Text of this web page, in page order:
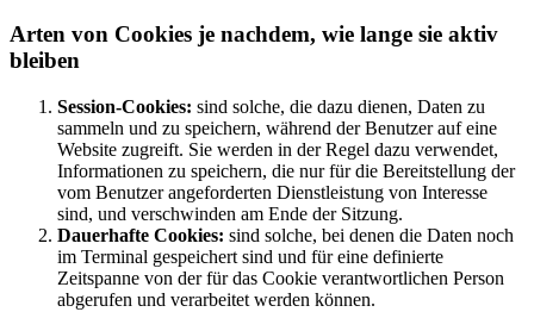
Arten von Cookies je nachdem, wie lange sie aktiv
bleiben
Session-Cookies: sind solche, die dazu dienen, Daten zu
sammeln und zu speichern, während der Benutzer auf eine
Website zugreift. Sie werden in der Regel dazu verwendet,
Informationen zu speichern, die nur für die Bereitstellung der
vom Benutzer angeforderten Dienstleistung von Interesse
sind, und verschwinden am Ende der Sitzung.
Dauerhafte Cookies: sind solche, bei denen die Daten noch
im Terminal gespeichert sind und für eine definierte
Zeitspanne von der für das Cookie verantwortlichen Person
abgerufen und verarbeitet werden können.